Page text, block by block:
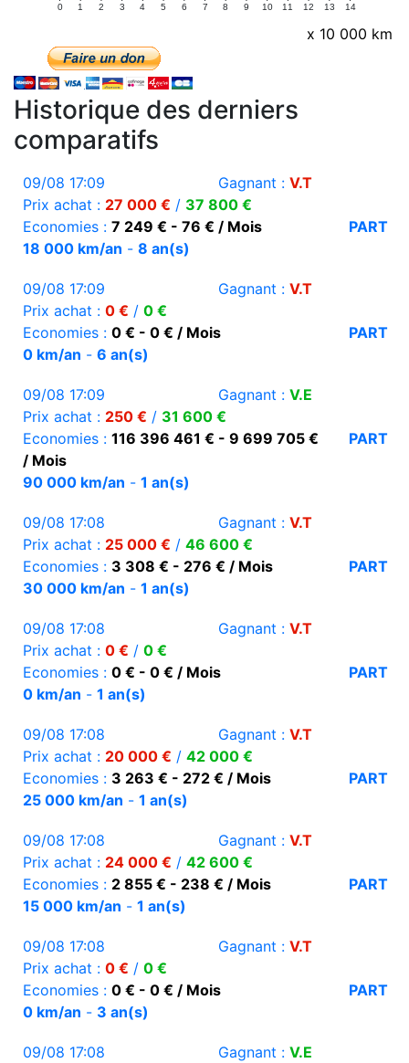
0 1 2 3 4 5 6 7 8 9 10 11 12 13 14
x 10 000 km
Historique des derniers
comparatifs
09/08 17:09 Gagnant : V.T
Prix achat : 27 000 € / 37 800 €
Economies : 7 249 € - 76 € / Mois
PART
18 000 km/an - 8 an(s)
09/08 17:09 Gagnant : V.T
Prix achat : 0 € / 0 €
Economies : 0 € - 0 € / Mois
PART
0 km/an - 6 an(s)
09/08 17:09 Gagnant : V.E
Prix achat : 250 € / 31 600 €
Economies : 116 396 461 € - 9 699 705 €
/ Mois
PART
90 000 km/an - 1 an(s)
09/08 17:08 Gagnant : V.T
Prix achat : 25 000 € / 46 600 €
Economies : 3 308 € - 276 € / Mois
PART
30 000 km/an - 1 an(s)
09/08 17:08 Gagnant : V.T
Prix achat : 0 € / 0 €
Economies : 0 € - 0 € / Mois
PART
0 km/an - 1 an(s)
09/08 17:08 Gagnant : V.T
Prix achat : 20 000 € / 42 000 €
Economies : 3 263 € - 272 € / Mois
PART
25 000 km/an - 1 an(s)
09/08 17:08 Gagnant : V.T
Prix achat : 24 000 € / 42 600 €
Economies : 2 855 € - 238 € / Mois
PART
15 000 km/an - 1 an(s)
09/08 17:08 Gagnant : V.T
Prix achat : 0 € / 0 €
Economies : 0 € - 0 € / Mois
PART
0 km/an - 3 an(s)
09/08 17:08 Gagnant : V.E